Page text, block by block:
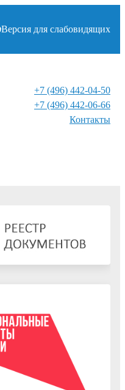
Версия для слабовидящих
+7 (496) 442-04-50
+7 (496) 442-06-66
Контакты⁠